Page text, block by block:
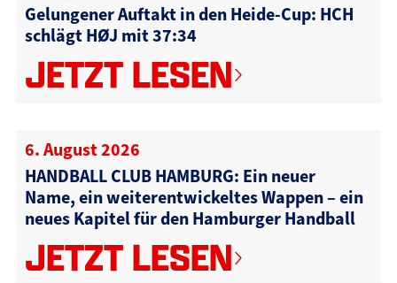
Gelungener Auftakt in den Heide-Cup: HCH
schlägt HØJ mit 37:34
JETZT LESEN
6. August 2026
HANDBALL CLUB HAMBURG: Ein neuer
Name, ein weiterentwickeltes Wappen – ein
neues Kapitel für den Hamburger Handball
JETZT LESEN